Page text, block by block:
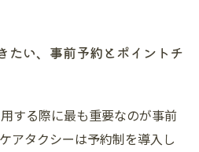
たい、事前予約とポイントチ
する際に最も重要なのが事前
アタクシーは予約制を導入し